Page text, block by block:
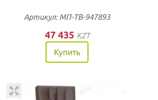
Артикул: МП-ТВ-947893
47 435 KZT
Купить